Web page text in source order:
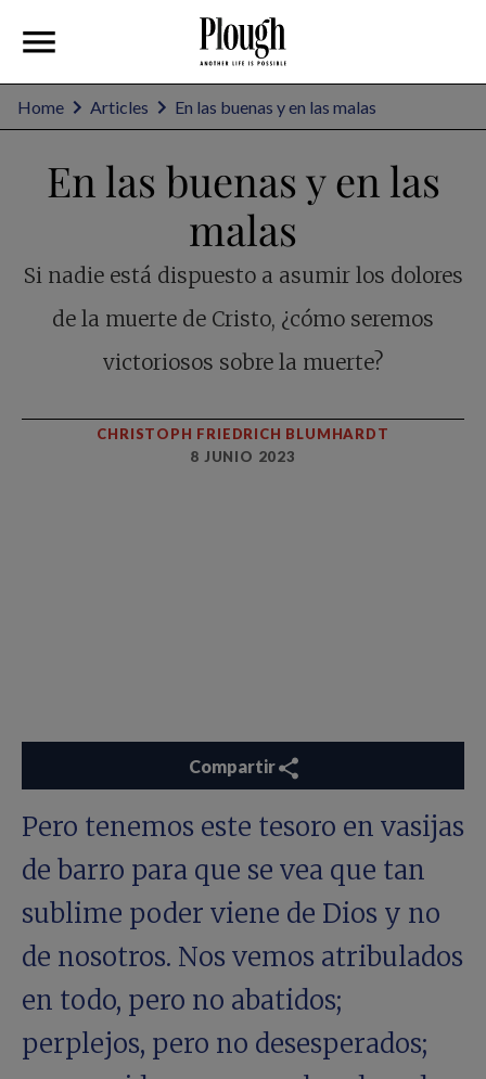
Home Articles En las buenas y en las malas
En las buenas y en las
malas
Si nadie está dispuesto a asumir los dolores
de la muerte de Cristo, ¿cómo seremos
victoriosos sobre la muerte?
CHRISTOPH FRIEDRICH BLUMHARDT
8 JUNIO 2023
Compartir
Pero tenemos este tesoro en vasijas
de barro para que se vea que tan
sublime poder viene de Dios y no
de nosotros. Nos vemos atribulados
en todo, pero no abatidos;
perplejos, pero no desesperados;